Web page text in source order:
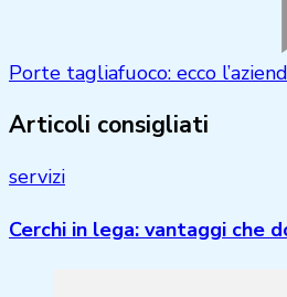
Porte tagliafuoco: ecco
Articoli consigliati
servizi
Cerchi in lega: vantaggi che